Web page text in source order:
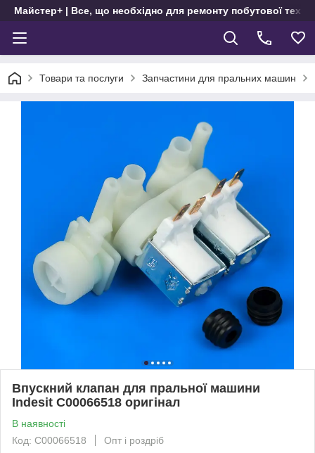
Майстер+ | Все, що необхідно для ремонту побутової
Товари та послуги Запчастини для пральних машин
Впускний клапан для пральної машини
Indesit C00066518 оригінал
В наявності
Код: C00066518
Опт і роздріб